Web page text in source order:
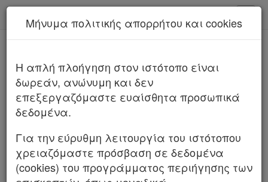
Νέα υπηρεσία Kodiko Assistant.Περισσότερα
παρ.1 Άρθρο 7 ΥΠΟΠΑΡΑΓΡΑΦΟΣ 1
ΠΑΡΑΓΡΑΦΟΣ Ε Άρθρο πρώτο Νόμος
4093/2012
Μήνυμα πολιτικής απορρήτου και cookies
H απλή πλοήγηση στον ιστότοπο είναι
δωρεάν, ανώνυμη και δεν
επεξεργαζόμαστε ευαίσθητα προσωπικά
δεδομένα.
Για την εύρυθμη λειτουργία του ιστότοπου
χρειαζόμαστε πρόσβαση σε δεδομένα
(cookies) του προγράμματος περιήγησης των